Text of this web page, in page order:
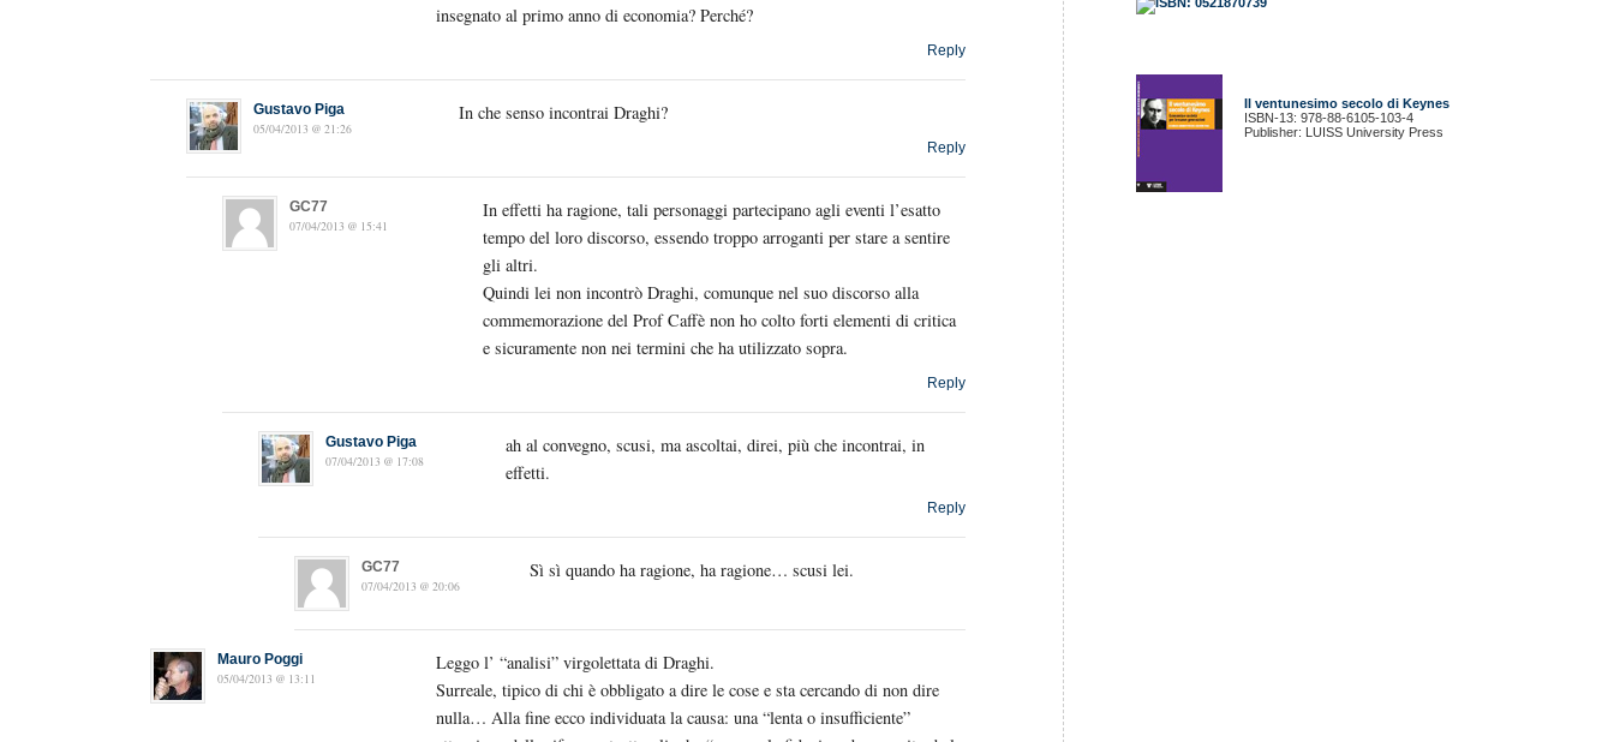
insegnato al primo anno di economia? Perché?
Reply
Gustavo Piga
05/04/2013 @ 21:26
In che senso incontrai Draghi?
Reply
GC77
07/04/2013 @ 15:41
In effetti ha ragione, tali personaggi partecipano agli eventi l’esatto
tempo del loro discorso, essendo troppo arroganti per stare a sentire
gli altri.
Quindi lei non incontrò Draghi, comunque nel suo discorso alla
commemorazione del Prof Caffè non ho colto forti elementi di critica
e sicuramente non nei termini che ha utilizzato sopra.
Reply
Gustavo Piga
07/04/2013 @ 17:08
ah al convegno, scusi, ma ascoltai, direi, più che incontrai, in
effetti.
Reply
GC77
07/04/2013 @ 20:06
Sì sì quando ha ragione, ha ragione… scusi lei.
Mauro Poggi
05/04/2013 @ 13:11
Leggo l’ “analisi” virgolettata di Draghi.
Surreale, tipico di chi è obbligato a dire le cose e sta cercando di non dire
nulla… Alla fine ecco individuata la causa: una “lenta o insufficiente”
Il ventunesimo secolo di Keynes
ISBN-13: 978-88-6105-103-4
Publisher: LUISS University Press